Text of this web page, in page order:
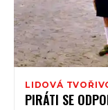
LIDOVÁ
PIRÁTI SE